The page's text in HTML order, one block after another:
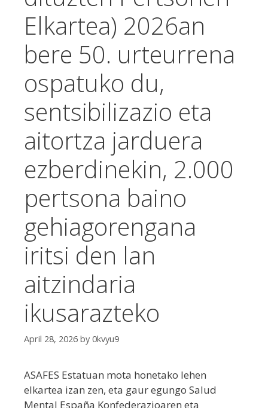
Elkartea) 2026an
bere 50. urteurrena
ospatuko du,
sentsibilizazio eta
aitortza jarduera
ezberdinekin, 2.000
pertsona baino
gehiagorengana
iritsi den lan
aitzindaria
ikusarazteko
April 28, 2026 by 0kvyu9
ASAFES Estatuan mota honetako lehen
elkartea izan zen, eta gaur egungo Salud
Mental España Konfederazioaren eta